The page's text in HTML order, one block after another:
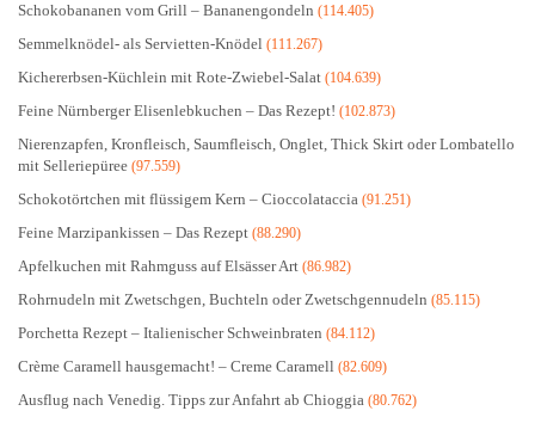
Schokobananen vom Grill – Bananengondeln (114.405)
Semmelknödel- als Servietten-Knödel (111.267)
Kichererbsen-Küchlein mit Rote-Zwiebel-Salat (104.639)
Feine Nürnberger Elisenlebkuchen – Das Rezept! (102.873)
Nierenzapfen, Kronfleisch, Saumfleisch, Onglet, Thick Skirt oder Lombatello
mit Selleriepüree (97.559)
Schokotörtchen mit flüssigem Kern – Cioccolataccia (91.251)
Feine Marzipankissen – Das Rezept (88.290)
Apfelkuchen mit Rahmguss auf Elsässer Art (86.982)
Rohrnudeln mit Zwetschgen, Buchteln oder Zwetschgennudeln (85.115)
Porchetta Rezept – Italienischer Schweinbraten (84.112)
Crème Caramell hausgemacht! – Creme Caramell (82.609)
Ausflug nach Venedig. Tipps zur Anfahrt ab Chioggia (80.762)